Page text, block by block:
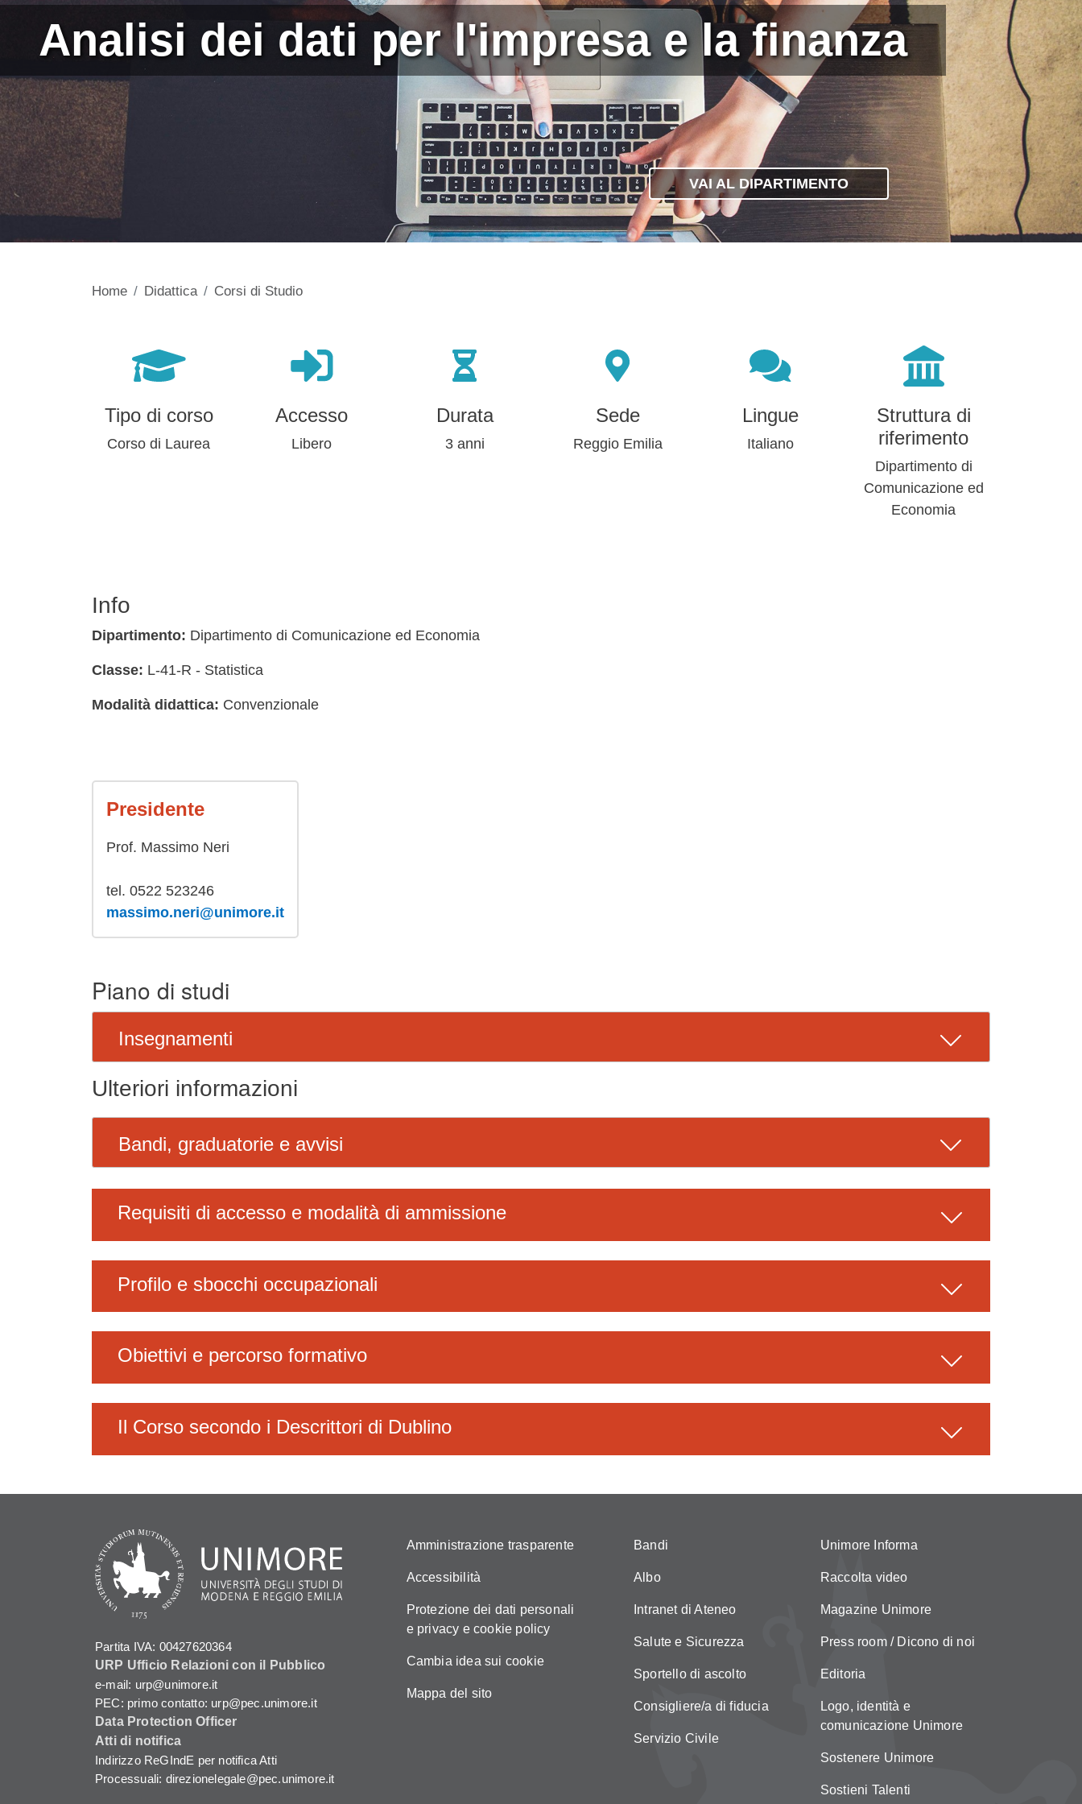
Analisi dei dati per l'impresa e la finanza
VAI AL DIPARTIMENTO
Home Didattica Corsi di Studio
Tipo di corso
Corso di Laurea
Accesso
Libero
Durata
3 anni
Sede
Reggio Emilia
Lingue
Italiano
Struttura di
riferimento
Dipartimento di
Comunicazione ed
Economia
Info
Dipartimento: Dipartimento di Comunicazione ed Economia
Classe: L-41-R - Statistica
Modalità didattica: Convenzionale
Presidente
Prof. Massimo Neri
tel. 0522 523246
massimo.neri@unimore.it
Piano di studi
Insegnamenti
Ulteriori informazioni
Bandi, graduatorie e avvisi
Requisiti di accesso e modalità di ammissione
Profilo e sbocchi occupazionali
Obiettivi e percorso formativo
Il Corso secondo i Descrittori di Dublino
Partita IVA: 00427620364
URP Ufficio Relazioni con il Pubblico
e-mail: urp@unimore.it
PEC: primo contatto: urp@pec.unimore.it
Data Protection Officer
Atti di notifica
Indirizzo ReGIndE per notifica Atti
Processuali: direzionelegale@pec.unimore.it
Amministrazione trasparente
Accessibilità
Protezione dei dati personali
e privacy e cookie policy
Cambia idea sui cookie
Mappa del sito
Bandi
Albo
Intranet di Ateneo
Salute e Sicurezza
Sportello di ascolto
Consigliere/a di fiducia
Servizio Civile
Unimore Informa
Raccolta video
Magazine Unimore
Press room / Dicono di noi
Editoria
Logo, identità e
comunicazione Unimore
Sostenere Unimore
Sostieni Talenti